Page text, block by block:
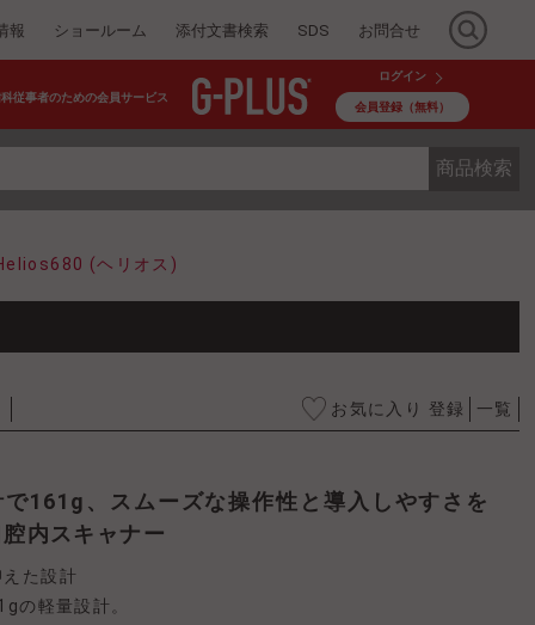
報 ショールーム 添付文書検索 SDS お問合せ
従事者のための会員サービス
ログイン
会員登録（無料）
商品検索
(ヘリオス)
お気に入り 登録 一覧
内スキャナー
た設計
の軽量設計。